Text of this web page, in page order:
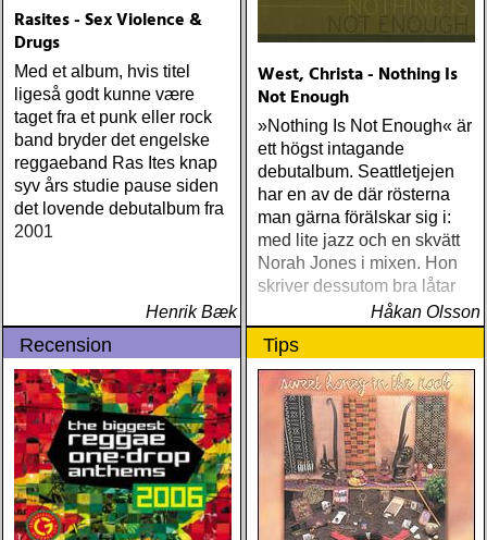
Grace (Sam Baker Music)
Guy Clark My Favorite
Picture Of You (Dualtone)
Richard Lindgren Driftwood
(Rootsy) Chip Taylor Block
Out The Sirens Of This
Lonely World (Trainwreck)
Nick Cave & The Bad
Seeds Push The Sky Away
(Bad Seed) Andi Almqvist
Warsaw Holiday (Rootsy)
Unheard Studio Sessions &
Demos 1971-1972
(Omnivore) Naturligtvis
borde alla årets Rootsy-
plattor vara med på listan,
men jag har istället valt att
bara lista de plattor jag
lyssnat på väsentligt mycket
mer än vad tjänsten kräver
Rasites - Sex Violence &
Drugs
Med et album, hvis titel
ligeså godt kunne være
taget fra et punk eller rock
band bryder det engelske
reggaeband Ras Ites knap
syv års studie pause siden
det lovende debutalbum fra
2001
Henrik Bæk
West, Christa - Nothing Is
Not Enough
»Nothing Is Not Enough« är
ett högst intagande
debutalbum. Seattletjejen
har en av de där rösterna
man gärna förälskar sig i:
med lite jazz och en skvätt
Norah Jones i mixen. Hon
skriver dessutom bra låtar
Håkan Olsson
Recension Tips